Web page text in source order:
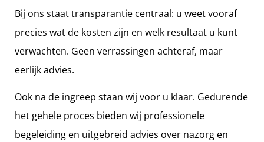
Bij ons staat transparantie centraal: u weet vooraf
precies wat de kosten zijn en welk resultaat u kunt
verwachten. Geen verrassingen achteraf, maar
eerlijk advies.
Ook na de ingreep staan wij voor u klaar. Gedurende
het gehele proces bieden wij professionele
begeleiding en uitgebreid advies over nazorg en